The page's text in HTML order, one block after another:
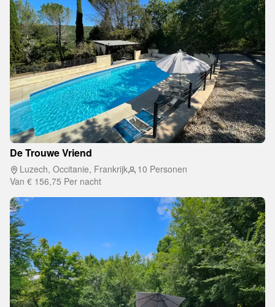
De Trouwe Vriend
Luzech, Occitanie, Frankrijk
10 Personen
Van € 156,75 Per nacht